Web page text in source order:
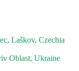
Laškov, Czechia
Oblast, Ukraine